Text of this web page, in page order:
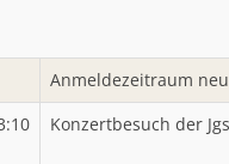
Anmeldezeitraum
Konzertbesuch der